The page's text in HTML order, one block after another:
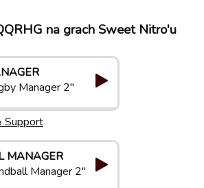
na grach Sweet Nitro'u
Manager 2"
Support
MANAGER
Manager 2"